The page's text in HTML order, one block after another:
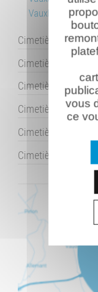
Vauxbuin
Cimetières
Cimetières
Cimetières
Cimetière danois
Cimetière italien
Cimetière
vous
ce